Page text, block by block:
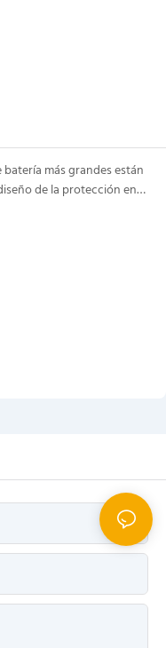
batería más grandes están
de la protección en